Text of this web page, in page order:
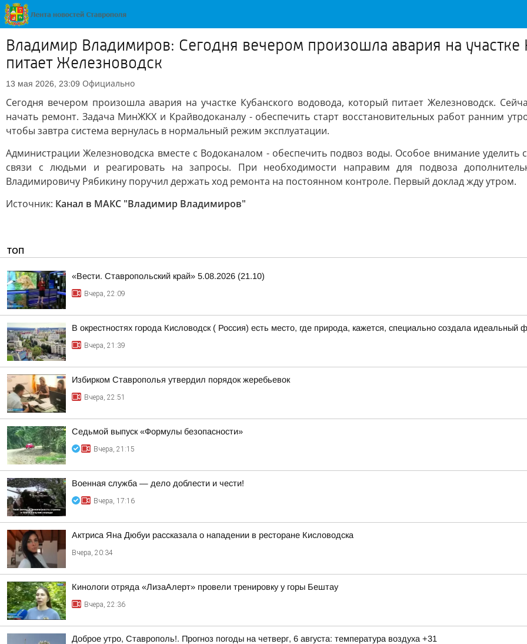
Владимир Владимиров: Сегодня вечером произошла авария на
питает Железноводск
13 мая 2026, 23:09 Официально
Сегодня вечером произошла авария на участке Кубанского водовода, который питает Железноводск.
начать ремонт. Задача МинЖКХ и Крайводоканалу - обеспечить старт восстановительных работ ранним
чтобы завтра система вернулась в нормальный режим эксплуатации.
Администрации Железноводска вместе с Водоканалом - обеспечить подвоз воды. Особое внимание
связи с людьми и реагировать на запросы. При необходимости направим для подвоза
Владимировичу Рябикину поручил держать ход ремонта на постоянном контроле. Первый доклад жду утром.
Источник: Канал в МАКС "Владимир Владимиров"
ТОП
«Вести. Ставропольский край» 5.08.2026 (21.10)
Вчера, 22:09
В окрестностях города Кисловодск ( Россия) есть место, где природа, кажется, специально создала
Вчера, 21:39
Избирком Ставрополья утвердил порядок жеребьевок
Вчера, 22:51
Седьмой выпуск «Формулы безопасности»
Вчера, 21:15
Военная служба — дело доблести и чести!
Вчера, 17:16
Актриса Яна Дюбуи рассказала о нападении в ресторане Кисловодска
Вчера, 20:34
Кинологи отряда «ЛизаАлерт» провели тренировку у горы Бештау
Вчера, 22:36
Доброе утро, Ставрополь!. Прогноз погоды на четверг, 6 августа: температура воздуха +31